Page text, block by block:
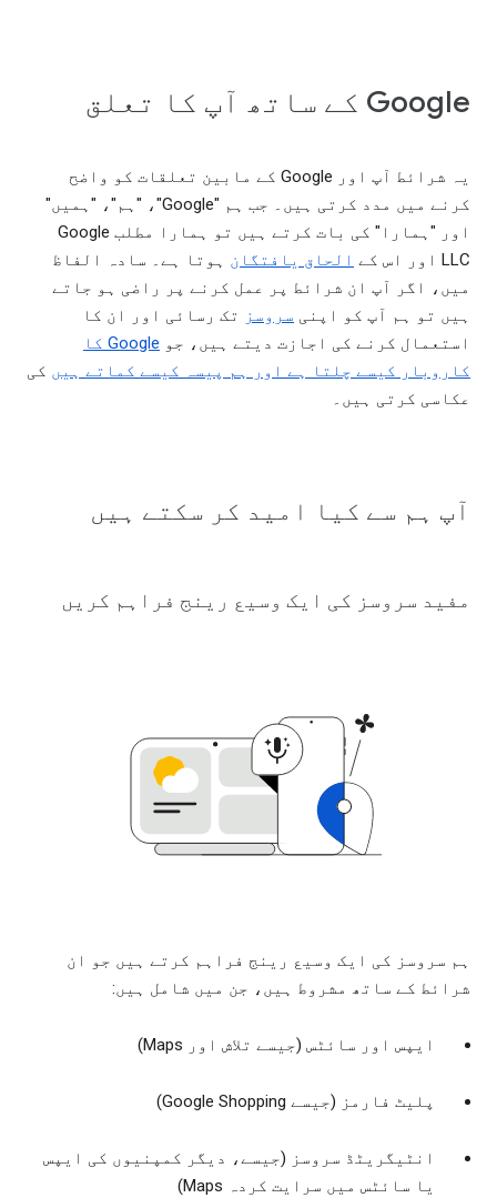
Google کے ساتھ آپ کا تعلق
یہ شرائط آپ اور Google کے مابین تعلقات کو واضح
کرنے میں مدد کرتی ہیں۔ جب ہم "Google"، "ہم"، "ہمیں"
اور "ہمارا" کی بات کرتے ہیں تو ہمارا مطلب Google
LLC اور اس کے
الحاق یافتگان ہوتا ہے۔ سادہ الفاظ
میں، اگر آپ ان شرائط پر عمل کرنے پر راضی ہو جاتے
ہیں تو ہم آپ کو اپنی سروسز
تک رسائی اور ان کا
استعمال کرنے کی اجازت دیتے ہیں، جو
Google کا
کاروبار کیسے چلتا ہے اور ہم پیسہ کیسے کماتے ہیں کی
عکاسی کرتی ہیں۔
آپ ہم سے کیا امید کر سکتے ہیں
مفید سروسز کی ایک وسیع رینج فراہم کریں
ہم سروسز کی ایک وسیع رینج فراہم کرتے ہیں جو ان
شرائط کے ساتھ مشروط ہیں، جن میں شامل ہیں:
ایپس اور سائٹس (جیسے تلاش اور Maps)
پلیٹ فارمز (جیسے Google Shopping)
انٹیگریٹڈ سروسز (جیسے، دیگر کمپنیوں کی ایپس
یا سائٹس میں سرایت کردہ Maps)